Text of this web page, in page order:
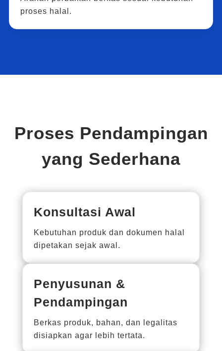
proses halal.
Proses Pendampingan
yang Sederhana
Konsultasi Awal
Kebutuhan produk dan dokumen halal
dipetakan sejak awal.
Penyusunan &
Pendampingan
Berkas produk, bahan, dan legalitas
disiapkan agar lebih tertata.